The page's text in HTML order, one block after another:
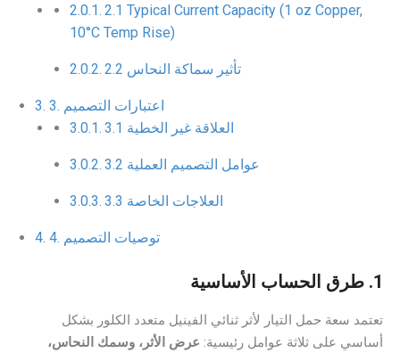
2.1 Typical Current Capacity (1 oz Copper,
10°C Temp Rise)
2.2 تأثير سماكة النحاس
3. اعتبارات التصميم
3.1 العلاقة غير الخطية
3.2 عوامل التصميم العملية
3.3 العلاجات الخاصة
4. توصيات التصميم
1. طرق الحساب الأساسية
تعتمد سعة حمل التيار لأثر ثنائي الفينيل متعدد الكلور بشكل
أساسي على ثلاثة عوامل رئيسية: عرض الأثر، وسمك النحاس،